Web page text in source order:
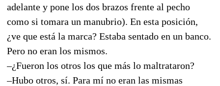
adelante y pone los dos brazos frente al pecho
como si tomara un manubrio). En esta posición,
¿ve que está la marca? Estaba sentado en un banco.
Pero no eran los mismos.
–¿Fueron los otros los que más lo maltrataron?
–Hubo otros, sí. Para mí no eran las mismas